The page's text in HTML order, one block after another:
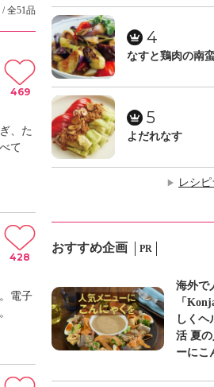
全51品
、た
て
469
電子
428
4
なすと鶏肉の南
5
よだれなす
▶ レシ
おすすめ企画 PR
海外で
「
しくヘ
活 夏
ーにこ